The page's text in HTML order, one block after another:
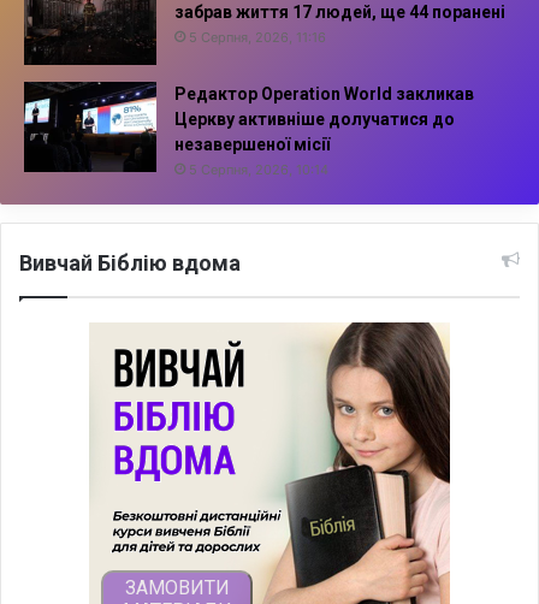
забрав життя 17 людей, ще 44 поранені
5 Серпня, 2026, 11:16
Редактор Operation World закликав
Церкву активніше долучатися до
незавершеної місії
5 Серпня, 2026, 10:14
Вивчай Біблію вдома